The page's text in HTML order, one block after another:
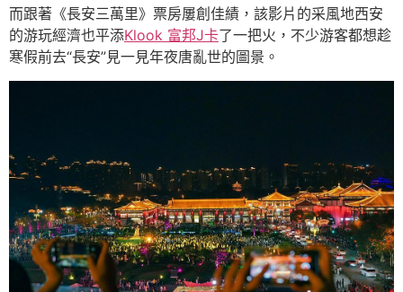
而跟著《長安三萬里》票房屢創佳績，該影片的采風地西安
的游玩經濟也平添Klook 富邦J卡了一把火，不少游客都想趁
寒假前去“長安”見一見年夜唐亂世的圖景。